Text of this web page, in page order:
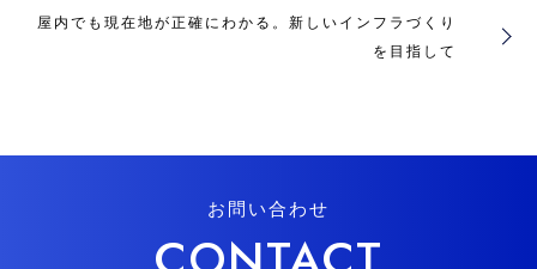
屋内でも現在地が正確にわかる。新しいインフラづくり
を目指して
お問い合わせ